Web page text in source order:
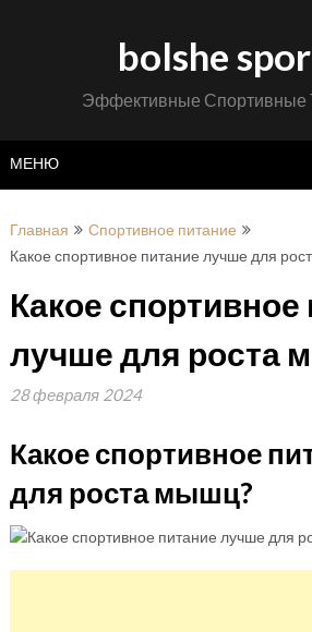
bolshe
Эффективные Спортивные
МЕНЮ
Главная
Спортивное питание
Какое спортивное питание лучше для
Какое спортивное
лучше для роста
28 февраля 2024
Какое спортивное
для роста мышц?